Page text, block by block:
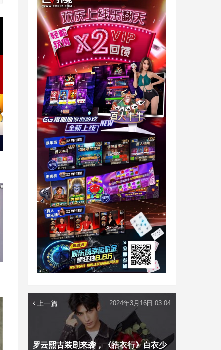
上一篇
罗云熙古装剧来袭，《皓衣行》白衣少
2024年3月16日 03:04